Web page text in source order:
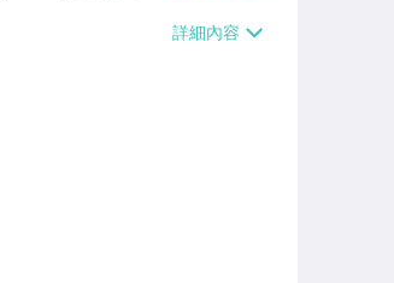
運費】、宅配/貨
送【免運費】、大
免運費】